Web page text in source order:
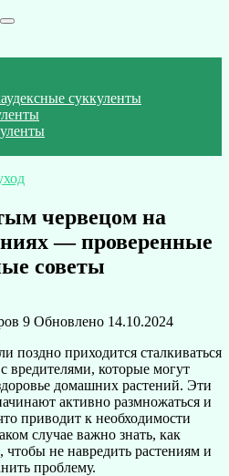
суккуленты
червецом на
— проверенные
советы
9 Обновлено 14.10.2024
поздно приходится сталкиваться
вредителями, которые могут
домашних растений. Эти
активно размножаться и
приводит к необходимости
случае важно знать, как
не навредить растениям и
проблему.